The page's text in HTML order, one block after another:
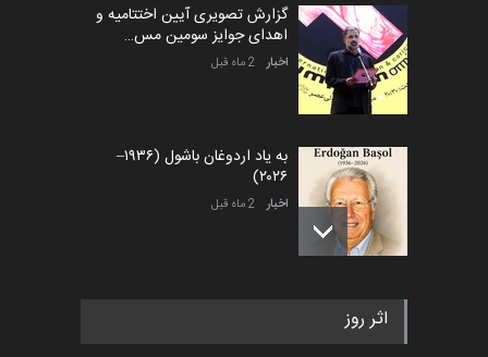
گزارش تصویری آیین اختتامیه و
اهدای جوایز سومین مس…
اخبار 2 ماه قبل
به یاد اردوغان باشول (۱۹۳۶–
۲۰۲۶)
اخبار 2 ماه قبل
رویداد کارگاهی کارتون و پوستر
اخبار 6 ماه قبل
اثر روز